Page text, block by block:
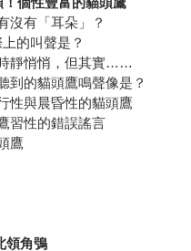
沒有「耳朵」？
的叫聲是？
靜悄悄，但其實……
到的貓頭鷹鳴聲像是？
性與晨昏性的貓頭鷹
習性的錯誤謠言
鷹
領角鴞